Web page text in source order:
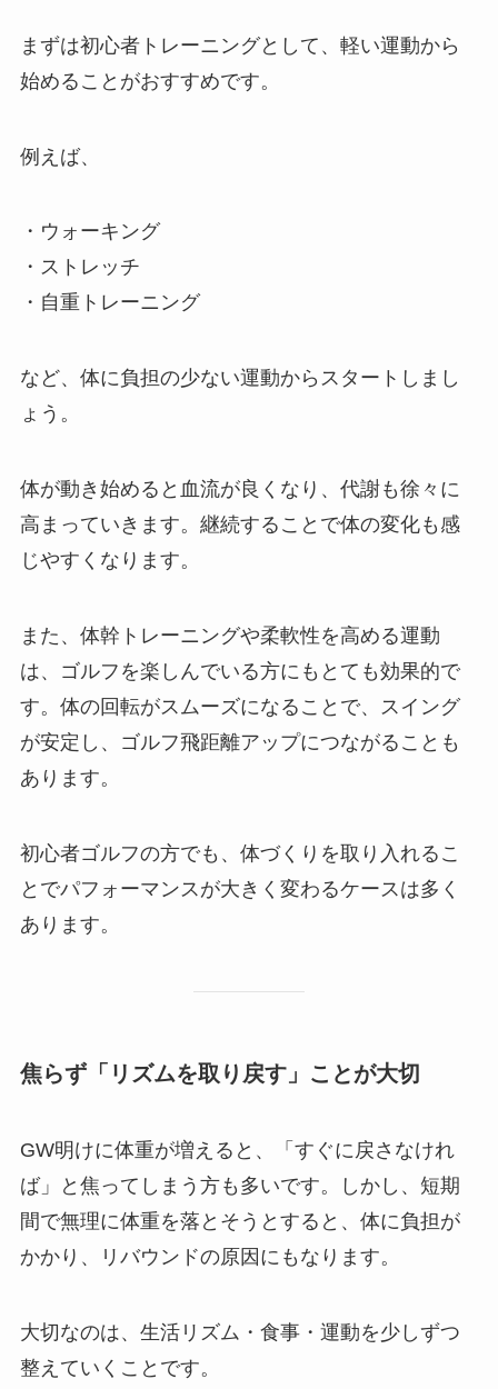
まずは初心者トレーニングとして、軽い運動から
始めることがおすすめです。
例えば、
・ウォーキング
・ストレッチ
・自重トレーニング
など、体に負担の少ない運動からスタートしまし
ょう。
体が動き始めると血流が良くなり、代謝も徐々に
高まっていきます。継続することで体の変化も感
じやすくなります。
また、体幹トレーニングや柔軟性を高める運動
は、ゴルフを楽しんでいる方にもとても効果的で
す。体の回転がスムーズになることで、スイング
が安定し、ゴルフ飛距離アップにつながることも
あります。
初心者ゴルフの方でも、体づくりを取り入れるこ
とでパフォーマンスが大きく変わるケースは多く
あります。
焦らず「リズムを取り戻す」ことが大切
GW明けに体重が増えると、「すぐに戻さなけれ
ば」と焦ってしまう方も多いです。しかし、短期
間で無理に体重を落とそうとすると、体に負担が
かかり、リバウンドの原因にもなります。
大切なのは、生活リズム・食事・運動を少しずつ
整えていくことです。